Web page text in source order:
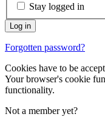
Stay logged in
Forgotten password?
Cookies have to be
Your browser's cookie
functionality.
Not a member yet?